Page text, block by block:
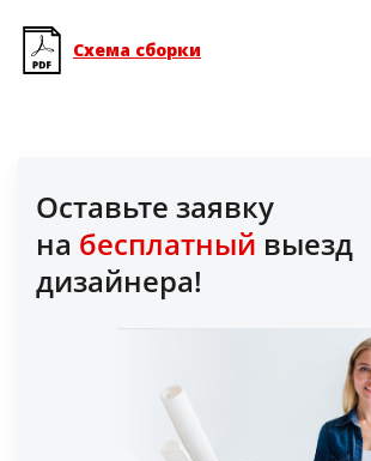
Схема сборки
Оставьте заявку
на бесплатный выезд
дизайнера!